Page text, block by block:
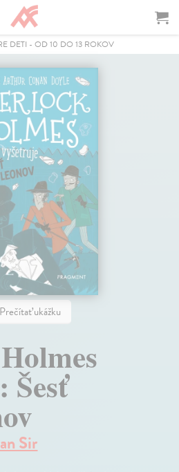
DETI - OD 10 DO 13 ROKOV
Prečítať ukážku
Šesť
Sir